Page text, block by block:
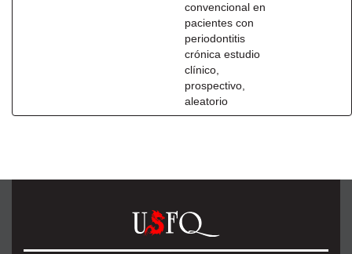
convencional en
pacientes con
periodontitis
crónica estudio
clínico,
prospectivo,
aleatorio